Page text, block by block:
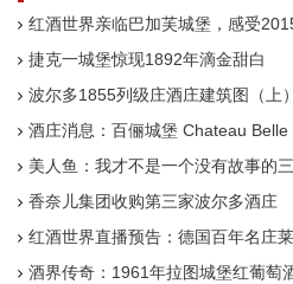
红酒世界亲临巴加芙城堡，感受
捷克一城堡惊现1892年滴金甜白
波尔多1855列级庄酒庄建筑图（上）
酒庄消息：百俪城堡 Chateau Belle
美人鱼：我才不是一个没有故事的
香奈儿集团收购第三家波尔多酒庄
红酒世界直播预告：德国百年名庄
酒界传奇：1961年拉图城堡红葡萄